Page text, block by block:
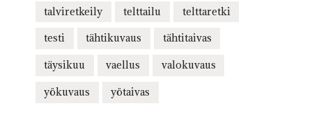
talviretkeily telttailu telttaretki
testi tähtikuvaus tähtitaivas
täysikuu vaellus valokuvaus
yökuvaus yötaivas